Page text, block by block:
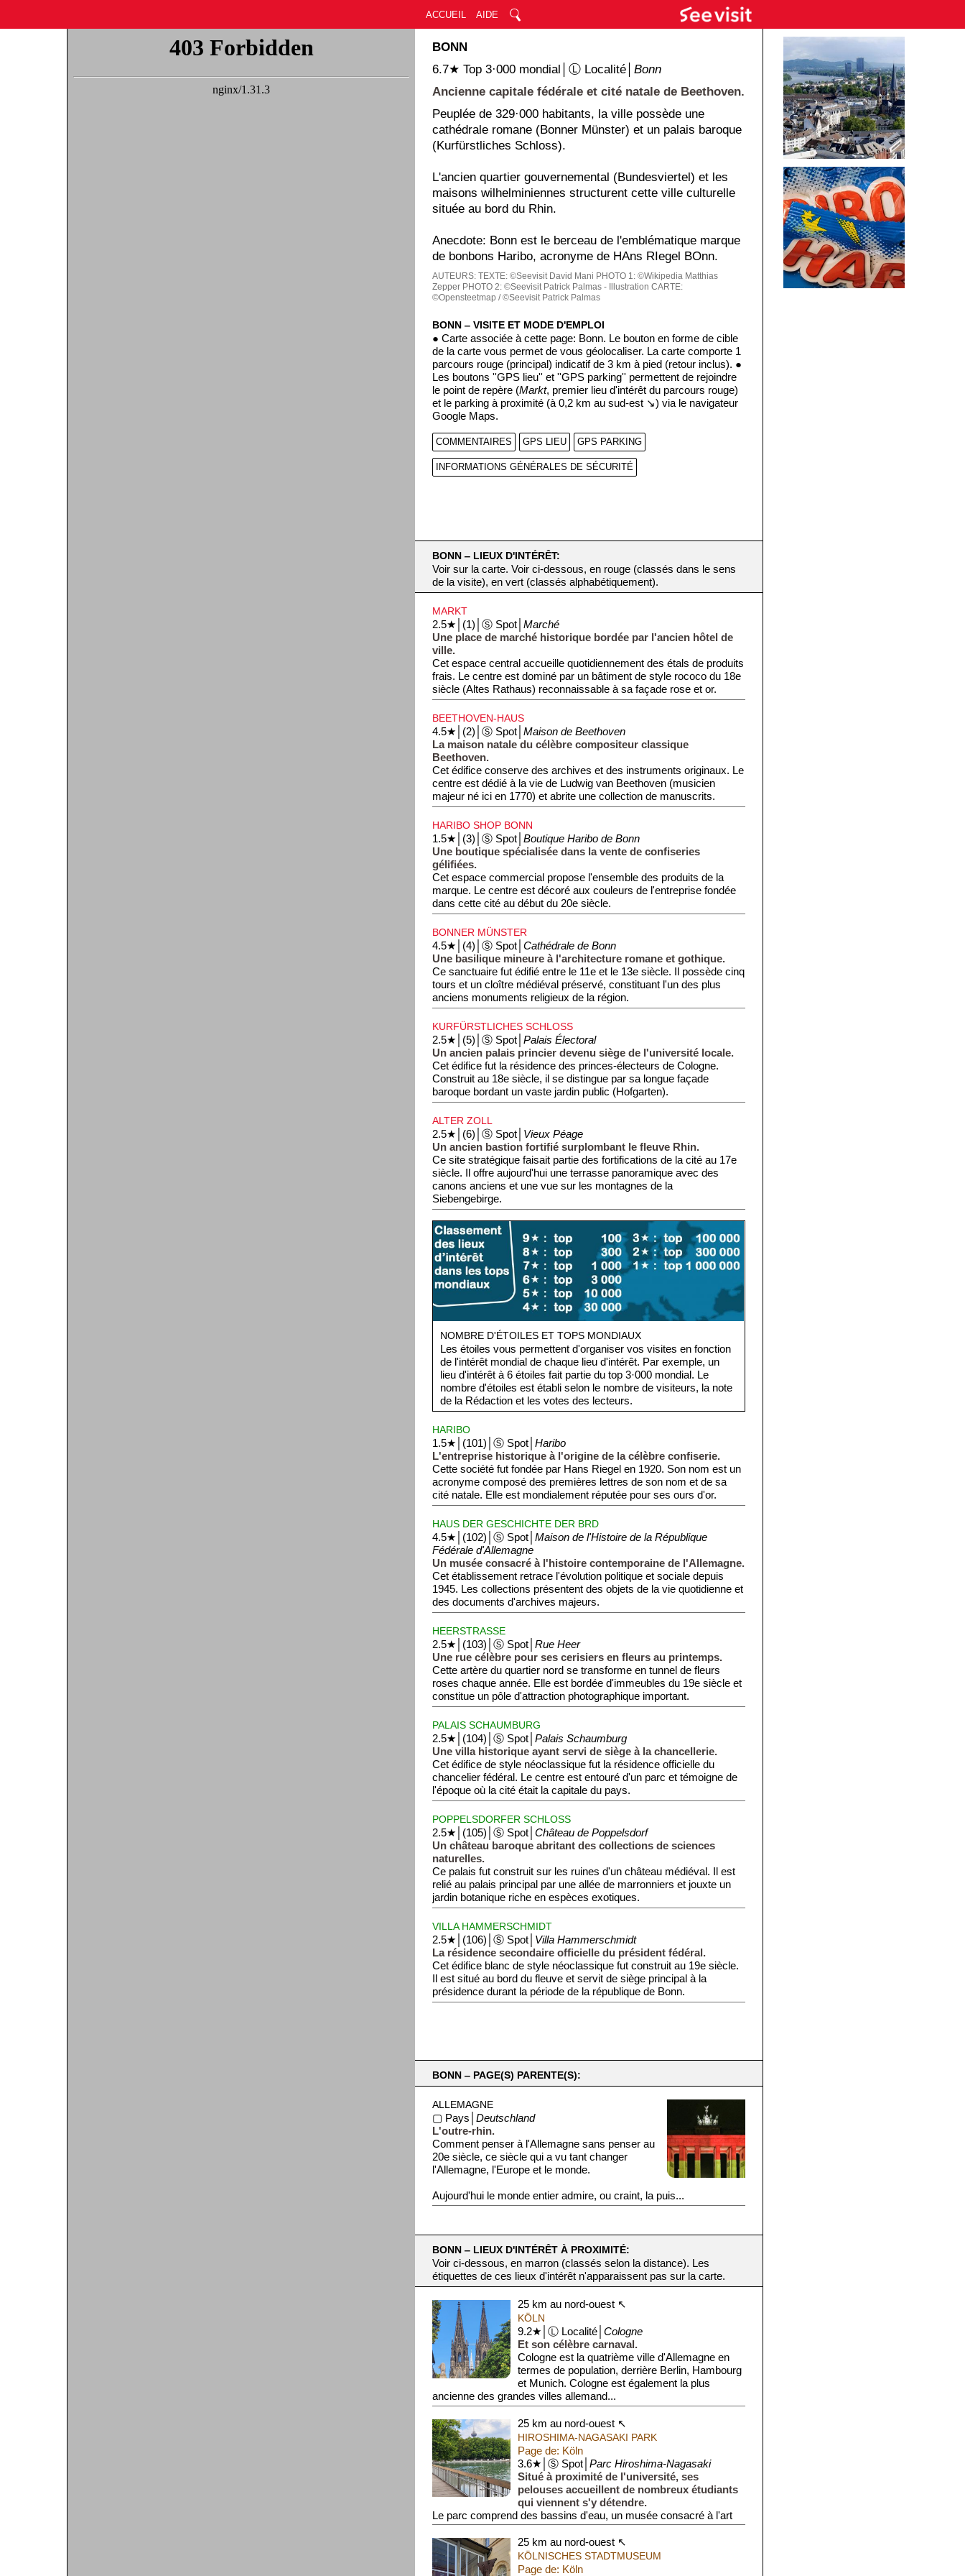
ACCUEIL AIDE
BONN
6.7★ Top 3·000 mondial│Ⓛ Localité│Bonn
Ancienne capitale fédérale et cité natale de Beethoven.
Peuplée de 329·000 habitants, la ville possède une
cathédrale romane (Bonner Münster) et un palais baroque
(Kurfürstliches Schloss).
L'ancien quartier gouvernemental (Bundesviertel) et les
maisons wilhelminiennes structurent cette ville culturelle
située au bord du Rhin.
Anecdote: Bonn est le berceau de l'emblématique marque
de bonbons Haribo, acronyme de HAns RIegel BOnn.
AUTEURS:TEXTE: ©Seevisit David Mani PHOTO 1: ©Wikipedia Matthias
Zepper PHOTO 2: ©Seevisit Patrick Palmas - Illustration CARTE:
©Opensteetmap / ©Seevisit Patrick Palmas
BONN ‒ VISITE ET MODE D'EMPLOI
● Carte associée à cette page: Bonn. Le bouton en forme de cible
de la carte vous permet de vous géolocaliser. La carte comporte 1
parcours rouge (principal) indicatif de 3 km à pied (retour inclus). ●
Les boutons ''GPS lieu'' et ''GPS parking'' permettent de rejoindre
le point de repère (Markt, premier lieu d'intérêt du parcours rouge)
et le parking à proximité (à 0,2 km au sud-est ↘) via le navigateur
Google Maps.
COMMENTAIRES GPS LIEU GPS PARKING
INFORMATIONS GÉNÉRALES DE SÉCURITÉ
BONN ‒ LIEUX D'INTÉRÊT:
Voir sur la carte. Voir ci-dessous, en rouge (classés dans le sens
de la visite), en vert (classés alphabétiquement).
MARKT
2.5★│(1)│Ⓢ Spot│Marché
Une place de marché historique bordée par l'ancien hôtel de
ville.
Cet espace central accueille quotidiennement des étals de produits
frais. Le centre est dominé par un bâtiment de style rococo du 18e
siècle (Altes Rathaus) reconnaissable à sa façade rose et or.
BEETHOVEN-HAUS
4.5★│(2)│Ⓢ Spot│Maison de Beethoven
La maison natale du célèbre compositeur classique
Beethoven.
Cet édifice conserve des archives et des instruments originaux. Le
centre est dédié à la vie de Ludwig van Beethoven (musicien
majeur né ici en 1770) et abrite une collection de manuscrits.
HARIBO SHOP BONN
1.5★│(3)│Ⓢ Spot│Boutique Haribo de Bonn
Une boutique spécialisée dans la vente de confiseries
gélifiées.
Cet espace commercial propose l'ensemble des produits de la
marque. Le centre est décoré aux couleurs de l'entreprise fondée
dans cette cité au début du 20e siècle.
BONNER MÜNSTER
4.5★│(4)│Ⓢ Spot│Cathédrale de Bonn
Une basilique mineure à l'architecture romane et gothique.
Ce sanctuaire fut édifié entre le 11e et le 13e siècle. Il possède cinq
tours et un cloître médiéval préservé, constituant l'un des plus
anciens monuments religieux de la région.
KURFÜRSTLICHES SCHLOSS
2.5★│(5)│Ⓢ Spot│Palais Électoral
Un ancien palais princier devenu siège de l'université locale.
Cet édifice fut la résidence des princes-électeurs de Cologne.
Construit au 18e siècle, il se distingue par sa longue façade
baroque bordant un vaste jardin public (Hofgarten).
ALTER ZOLL
2.5★│(6)│Ⓢ Spot│ Vieux Péage
Un ancien bastion fortifié surplombant le fleuve Rhin.
Ce site stratégique faisait partie des fortifications de la cité au 17e
siècle. Il offre aujourd'hui une terrasse panoramique avec des
canons anciens et une vue sur les montagnes de la
Siebengebirge.
NOMBRE D'ÉTOILES ET TOPS MONDIAUX
Les étoiles vous permettent d'organiser vos visites en fonction
de l'intérêt mondial de chaque lieu d'intérêt. Par exemple, un
lieu d'intérêt à 6 étoiles fait partie du top 3·000 mondial. Le
nombre d'étoiles est établi selon le nombre de visiteurs, la note
de la Rédaction et les votes des lecteurs.
HARIBO
1.5★│(101)│Ⓢ Spot│Haribo
L'entreprise historique à l'origine de la célèbre confiserie.
Cette société fut fondée par Hans Riegel en 1920. Son nom est un
acronyme composé des premières lettres de son nom et de sa
cité natale. Elle est mondialement réputée pour ses ours d'or.
HAUS DER GESCHICHTE DER BRD
4.5★│(102)│Ⓢ Spot│Maison de l'Histoire de la République
Fédérale d'Allemagne
Un musée consacré à l'histoire contemporaine de l'Allemagne.
Cet établissement retrace l'évolution politique et sociale depuis
1945. Les collections présentent des objets de la vie quotidienne et
des documents d'archives majeurs.
HEERSTRASSE
2.5★│(103)│Ⓢ Spot│Rue Heer
Une rue célèbre pour ses cerisiers en fleurs au printemps.
Cette artère du quartier nord se transforme en tunnel de fleurs
roses chaque année. Elle est bordée d'immeubles du 19e siècle et
constitue un pôle d'attraction photographique important.
PALAIS SCHAUMBURG
2.5★│(104)│Ⓢ Spot│Palais Schaumburg
Une villa historique ayant servi de siège à la chancellerie.
Cet édifice de style néoclassique fut la résidence officielle du
chancelier fédéral. Le centre est entouré d'un parc et témoigne de
l'époque où la cité était la capitale du pays.
POPPELSDORFER SCHLOSS
2.5★│(105)│Ⓢ Spot│Château de Poppelsdorf
Un château baroque abritant des collections de sciences
naturelles.
Ce palais fut construit sur les ruines d'un château médiéval. Il est
relié au palais principal par une allée de marronniers et jouxte un
jardin botanique riche en espèces exotiques.
VILLA HAMMERSCHMIDT
2.5★│(106)│Ⓢ Spot│ Villa Hammerschmidt
La résidence secondaire officielle du président fédéral.
Cet édifice blanc de style néoclassique fut construit au 19e siècle.
Il est situé au bord du fleuve et servit de siège principal à la
présidence durant la période de la république de Bonn.
BONN ‒ PAGE(S) PARENTE(S):
ALLEMAGNE
▢ Pays│Deutschland
L'outre-rhin.
Comment penser à l'Allemagne sans penser au
20e siècle, ce siècle qui a vu tant changer
l'Allemagne, l'Europe et le monde.
Aujourd'hui le monde entier admire, ou craint, la puis...
BONN ‒ LIEUX D'INTÉRÊT À PROXIMITÉ:
Voir ci-dessous, en marron (classés selon la distance). Les
étiquettes de ces lieux d'intérêt n'apparaissent pas sur la carte.
25 km au nord-ouest ↖
KÖLN
9.2★│Ⓛ Localité│ Cologne
Et son célèbre carnaval.
Cologne est la quatrième ville d'Allemagne en
termes de population, derrière Berlin, Hambourg
et Munich. Cologne est également la plus
ancienne des grandes villes allemand...
25 km au nord-ouest ↖
HIROSHIMA-NAGASAKI PARK
Page de: Köln
3.6★│Ⓢ Spot│ Parc Hiroshima-Nagasaki
Situé à proximité de l'université, ses
pelouses accueillent de nombreux étudiants
qui viennent s'y détendre.
Le parc comprend des bassins d'eau, un musée consacré à l'art
asiatique, et un mémo...
25 km au nord-ouest ↖
KÖLNISCHES STADTMUSEUM
Page de: Köln